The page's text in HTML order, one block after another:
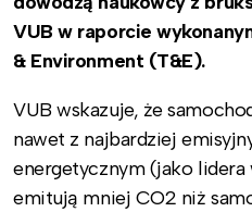
VUB w raporcie
& Environment (T&E).
VUB wskazuje, że
nawet z najbardziej
energetycznym (jako lidera
emitują mniej CO2 niż